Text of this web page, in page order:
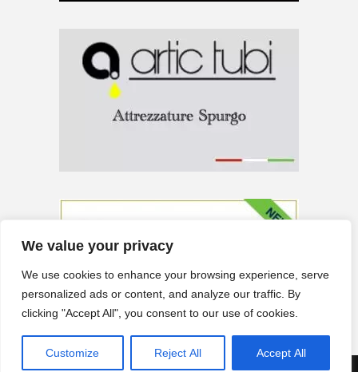
We value your privacy
We use cookies to enhance your browsing experience, serve
personalized ads or content, and analyze our traffic. By
clicking "Accept All", you consent to our use of cookies.
Customize Reject All Accept All